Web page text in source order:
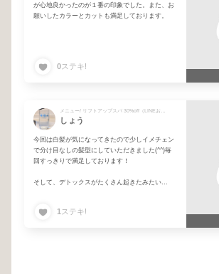
が心地良かったのが１番の印象でした。また、お
願いしたカラーとカットも満足しております。
0ステキ!
しょう
今回は白髪が気になってきたので少しイメチェン
で分け目なしの髪型にしていただきました(^^)毎
回すっきりで満足しております！
そして、デトックスがたくさん起きたみたい
さり気なく出していただいた本（家庭の医学のス
1 ステキ!